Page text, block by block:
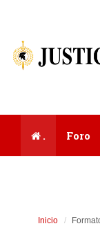
. Foro
Inicio